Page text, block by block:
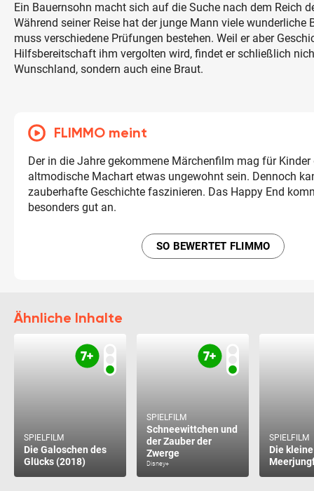
Ein Bauernsohn macht sich auf die Suche nach dem Reich
Während seiner Reise hat der junge Mann viele wunderliche
muss verschiedene Prüfungen bestehen. Weil er aber
Hilfsbereitschaft ihm vergolten wird, findet er schließlich
Wunschland, sondern auch eine Braut.
FLIMMO meint
Der in die Jahre gekommene Märchenfilm mag für Kinder
altmodische Machart etwas ungewohnt sein. Dennoch
zauberhafte Geschichte faszinieren. Das Happy End
besonders gut an.
SO BEWERTET FLIMMO
Ähnliche Inhalte
SPIELFILM
Die Galoschen des
Glücks (2018)
SPIELFILM
Schneewittchen und
der Zauber der
Zwerge
Disney+
SPIELFILM
Die kleine